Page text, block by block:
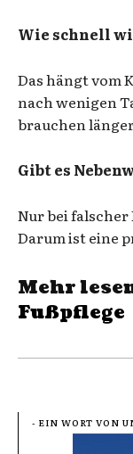
Wie schnell
Das hängt vom
nach wenigen
brauchen
Gibt es
Nur bei
Darum ist eine
Mehr
Fußpflege
- EIN WORT VON